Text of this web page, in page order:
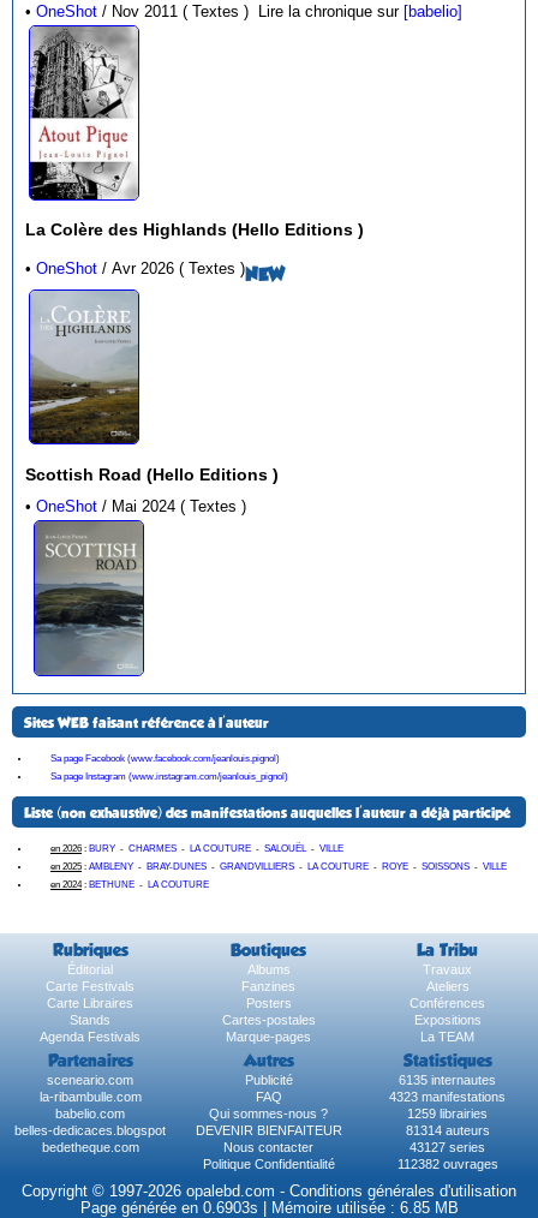
•OneShot / Nov 2011 ( Textes ) Lire la chronique sur [babelio]
La Colère des Highlands (Hello Editions )
•OneShot / Avr 2026 ( Textes )NEW
Scottish Road (Hello Editions )
•OneShot / Mai 2024 ( Textes )
Sites WEB faisant référence à l'auteur
Sa page Facebook (www.facebook.com/jeanlouis.pignol)
Sa page Instagram (www.instagram.com/jeanlouis_pignol)
Liste (non exhaustive) des manifestations auquelles l'auteur a déjà participé
en 2026 : BURY - CHARMES - LA COUTURE - SALOUËL- VILLE
en 2025 : AMBLENY - BRAY-DUNES - GRANDVILLIERS - LA COUTURE - ROYE - SOISSONS - VILLE
en 2024: BETHUNE - LA COUTURE
Rubriques Boutiques La Tribu
Éditorial Albums
Travaux
Carte Festivals
Fanzines
Ateliers
Carte Libraires
Posters
Conférences
Stands
Cartes-postales
Expositions
Agenda Festivals
Marque-pages La TEAM
Partenaires Autres Statistiques
sceneario.com Publicité
6135 internautes
la-ribambulle.com
FAQ
4323 manifestations
babelio.com
Qui sommes-nous ?
1259 librairies
belles-dedicaces.blogspot
DEVENIR BIENFAITEUR
81314 auteurs
bedetheque.com
Nous contacter
43127 series
Politique Confidentialité
112382 ouvrages
Copyright © 1997-2026 opalebd.com - Conditions générales d'utilisation
Page générée en 0.6903s | Mémoire utilisée : 6.85 MB